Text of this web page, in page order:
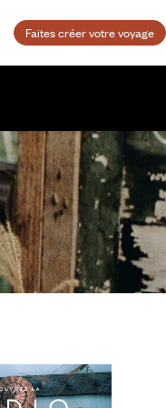
Faites créer votre voyage